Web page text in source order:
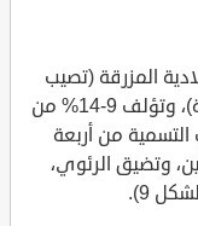
المزرقة (تصيب
واحداً من كل 400.000 من الولادات الحية)، وتؤلف 9-14% من
من أربعة
وتضيق الرئوي،
9).